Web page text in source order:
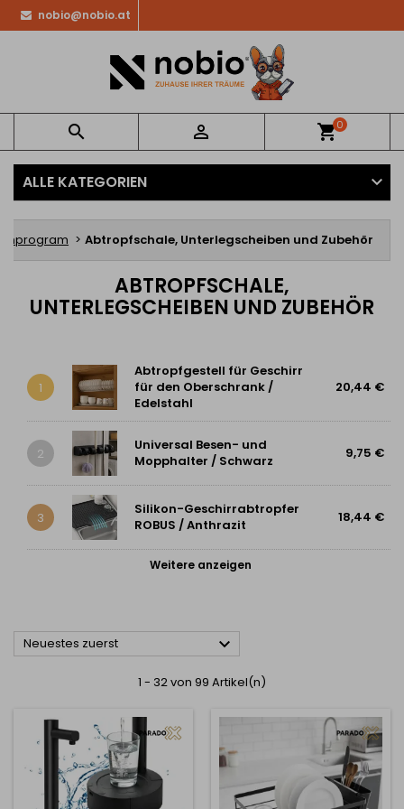
nobio@nobio.at
  shopping_cart0
ALLE KATEGORIEN
Abtropfschale, Unterlegscheiben und Zubehör
ABTROPFSCHALE,
UNTERLEGSCHEIBEN UND ZUBEHÖR
1
Abtropfgestell für Geschirr
für den Oberschrank /
Edelstahl
20,44 €
2
Universal Besen- und
Mopphalter / Schwarz
9,75 €
3
Silikon-Geschirrabtropfer
ROBUS / Anthrazit
18,44 €
Weitere anzeigen
Neuestes zuerst 
1 - 32 von 99 Artikel(n)